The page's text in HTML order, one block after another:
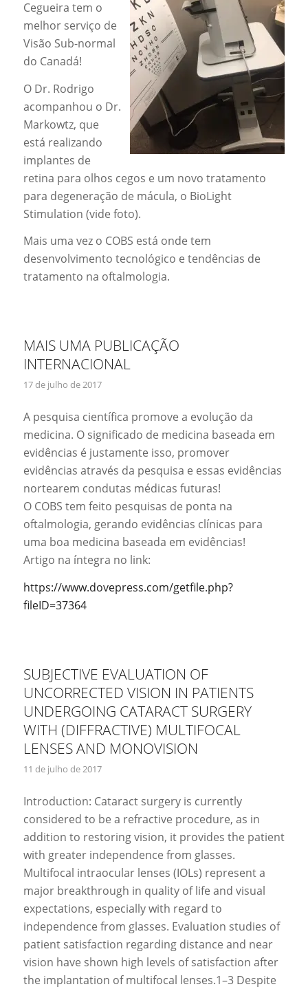
Cegueira tem o
melhor serviço de
Visão Sub-normal
do Canadá!
O Dr. Rodrigo
acompanhou o Dr.
Markowtz, que
está realizando
implantes de
retina para olhos cegos e um novo tratamento
para degeneração de mácula, o BioLight
Stimulation (vide foto).
Mais uma vez o COBS está onde tem
desenvolvimento tecnológico e tendências de
tratamento na oftalmologia.
MAIS UMA PUBLICAÇÃO
INTERNACIONAL
17 de julho de 2017
A pesquisa científica promove a evolução da
medicina. O significado de medicina baseada em
evidências é justamente isso, promover
evidências através da pesquisa e essas evidências
nortearem condutas médicas futuras!
O COBS tem feito pesquisas de ponta na
oftalmologia, gerando evidências clínicas para
uma boa medicina baseada em evidências!
Artigo na íntegra no link:
https://www.dovepress.com/getfile.php?
fileID=37364
SUBJECTIVE EVALUATION OF
UNCORRECTED VISION IN PATIENTS
UNDERGOING CATARACT SURGERY
WITH (DIFFRACTIVE) MULTIFOCAL
LENSES AND MONOVISION
11 de julho de 2017
Introduction: Cataract surgery is currently
considered to be a refractive procedure, as in
addition to restoring vision, it provides the patient
with greater independence from glasses.
Multifocal intraocular lenses (IOLs) represent a
major breakthrough in quality of life and visual
expectations, especially with regard to
independence from glasses. Evaluation studies of
patient satisfaction regarding distance and near
vision have shown high levels of satisfaction after
the implantation of multifocal lenses.1–3 Despite